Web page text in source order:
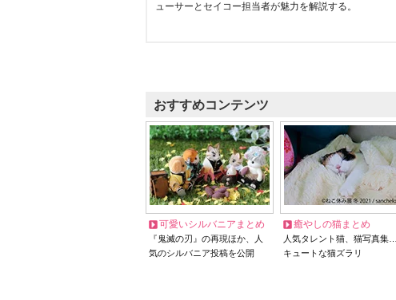
ューサーとセイコー担当者が魅力を解説する。
おすすめコンテンツ
可愛いシルバニアまとめ
『鬼滅の刃』の再現ほか、人
気のシルバニア投稿を公開
癒やしの猫まとめ
人気タレント猫、猫写真集…
キュートな猫ズラリ